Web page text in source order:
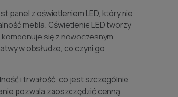
panel z oświetleniem LED, który nie
mebla. Oświetlenie LED tworzy
się z nowoczesnym
w obsłudze, co czyni go
i trwałość, co jest szczególnie
pozwala zaoszczędzić cenną